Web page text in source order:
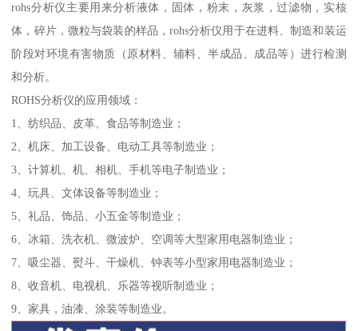
rohs分析仪主要用来分析液体，固体，粉末，灰浆，过滤物，实核
体，碎片，微粒与袋装的样品，rohs分析仪用于在进料、制造和装运
阶段对环境有害物质（原材料、辅料、半成品、成品等）进行检测
和分析。
ROHS分析仪的应用领域：
1、纺织品、皮革、食品等制造业；
2、机床、加工设备、电动工具等制造业；
3、计算机、机、相机、手机等电子制造业；
4、玩具、文体设备等制造业；
5、礼品、饰品、小五金等制造业；
6、冰箱、洗衣机、微波炉、空调等大型家用电器制造业；
7、吸尘器、熨斗、干燥机、钟表等小型家用电器制造业；
8、收音机、电视机、乐器等视听制造业；
9、家具，油漆、涂装等制造业。